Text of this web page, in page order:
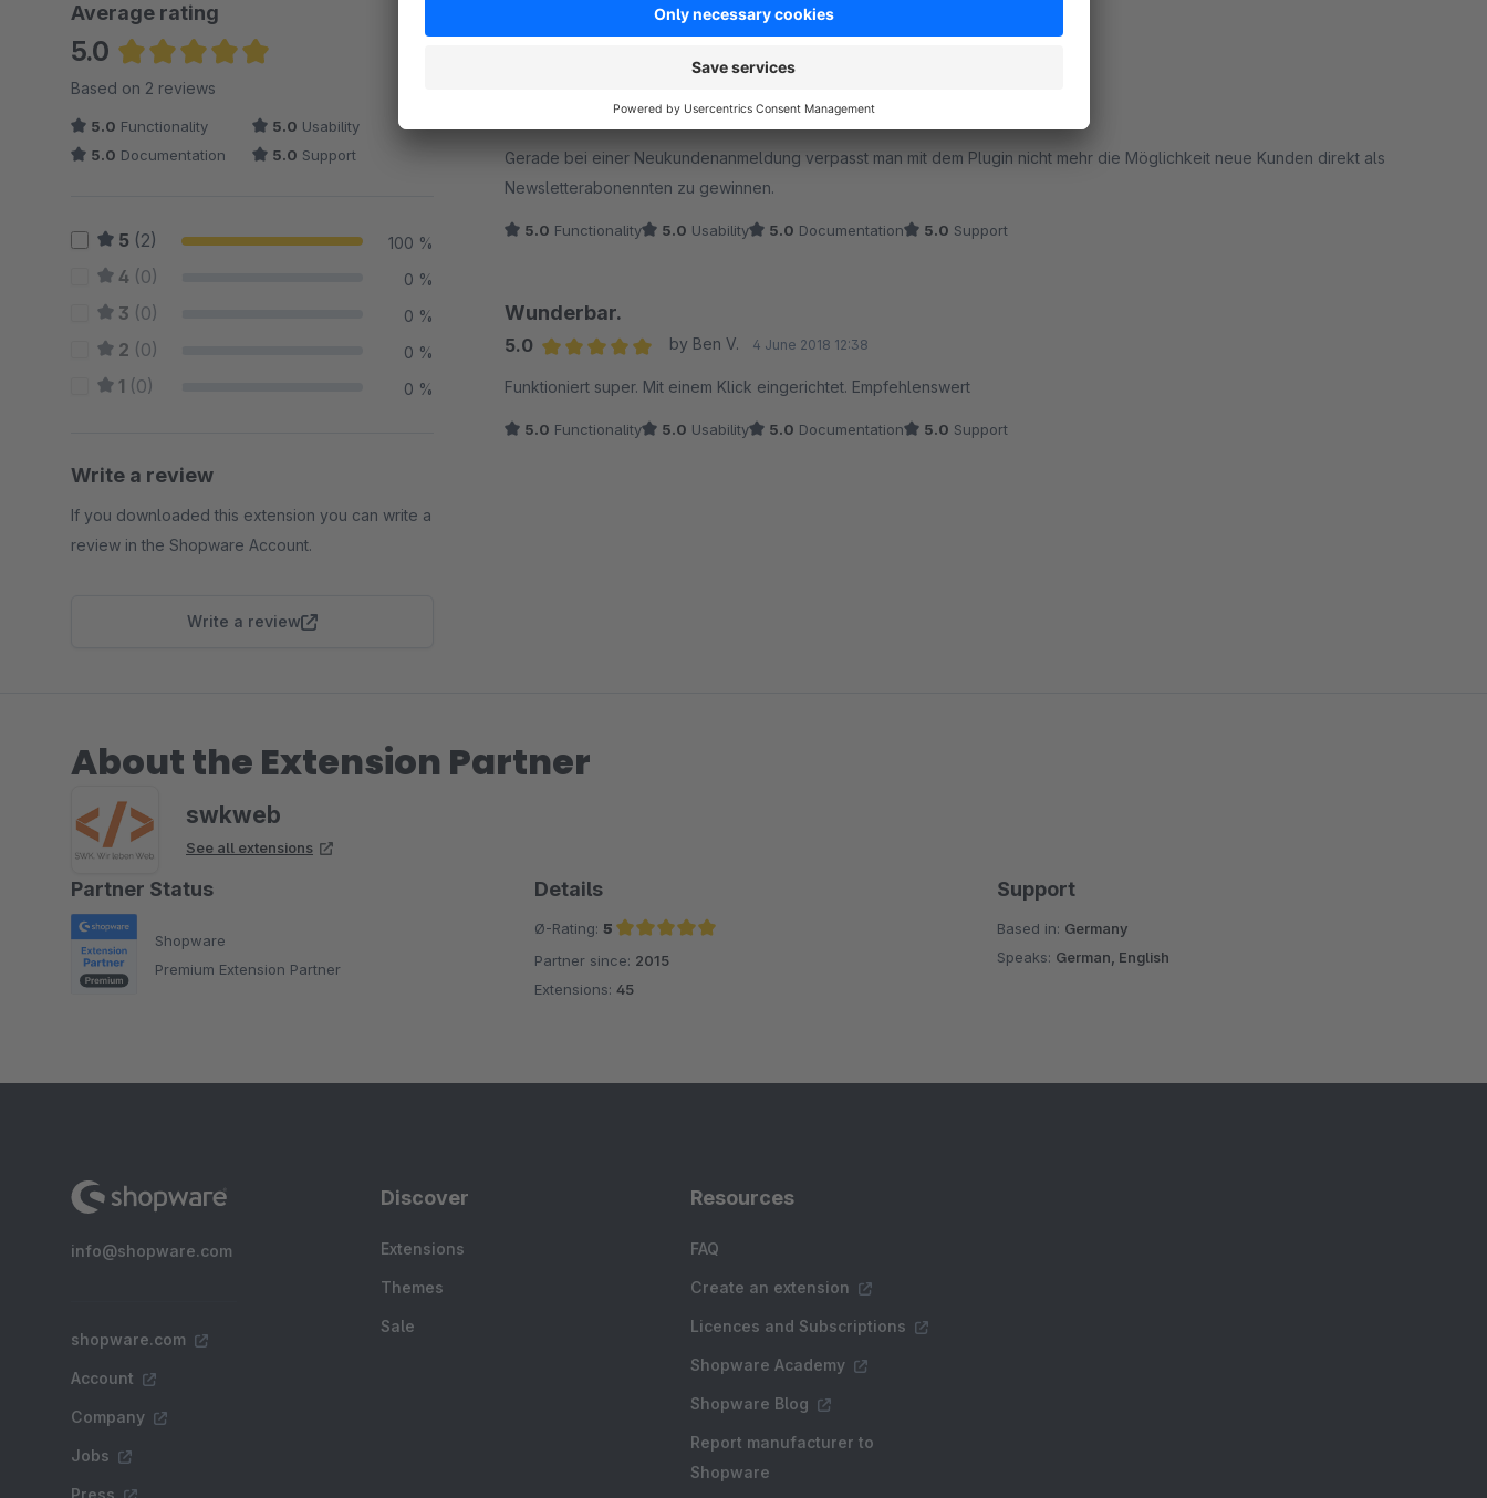
Average rating
5.0
Average rating of 5 out of 5 stars
Based on 2 reviews
5.0 Functionality 5.0 Usability
5.0 Documentation 5.0 Support
5 (2) 100 %
4 (0) 0 %
3 (0) 0 %
2 (0) 0 %
1 (0) 0 %
Write a review
If you downloaded this extension you can write a
review in the Shopware Account.
Write a review
by Victoria Stelter 29 May 2020 12:20
Gerade bei einer Neukundenanmeldung verpasst man mit dem Plugin nicht mehr die Möglichkeit neue Kunden direkt als
Newsletterabonennten zu gewinnen.
5.0 Functionality 5.0 Usability 5.0 Documentation 5.0 Support
Wunderbar.
5.0
by Ben V. 4 June 2018 12:38
Funktioniert super. Mit einem Klick eingerichtet. Empfehlenswert
5.0 Functionality 5.0 Usability 5.0 Documentation 5.0 Support
About the Extension Partner
swkweb
See all extensions
Partner Status
Shopware
Premium Extension Partner
Details
Ø-Rating: 5
Average rating of 5 out of 5 stars
Partner since: 2015
Extensions: 45
Support
Based in: Germany
Speaks: German, English
info@shopware.com
shopware.com
Account
Company
Jobs
Press
Discover
Extensions
Themes
Sale
Resources
FAQ
Create an extension
Licences and Subscriptions
Shopware Academy
Shopware Blog
Report manufacturer to
Shopware